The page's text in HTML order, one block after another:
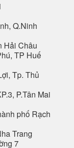
Q.Ninh
Hải Châu
TP Huế
Tp. Thủ
P.Tân Mai
phố Rạch
Trang
7